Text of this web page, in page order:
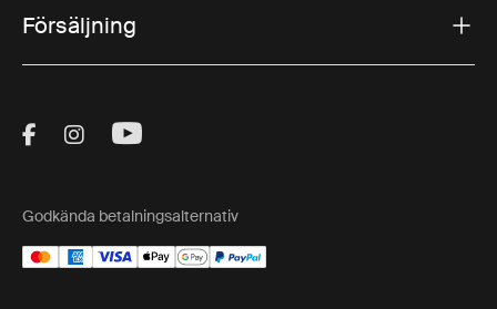
Försäljning
Visit Thule on Facebook (external link)
Visit Thule on Instagram (external link)
Visit Thule on Youtube (external
Godkända betalningsalternativ